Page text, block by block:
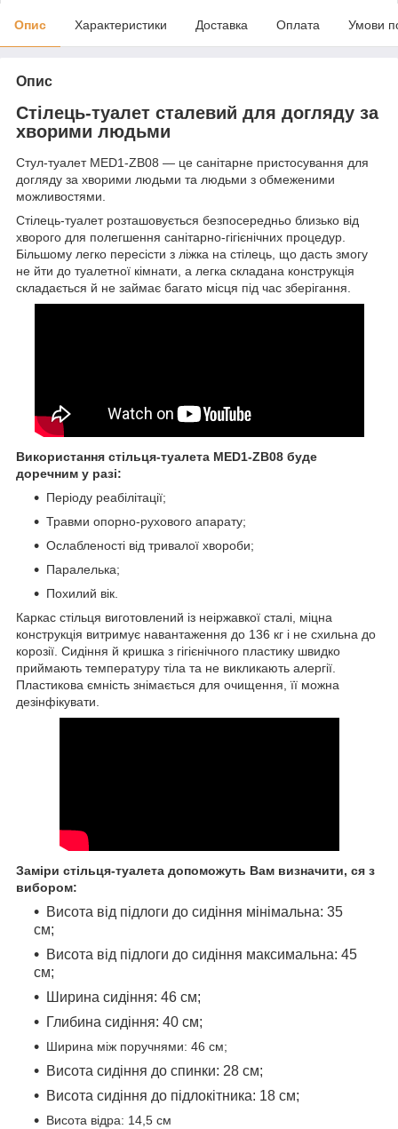
Опис Характеристики Доставка Оплата Умови
Опис
Стілець-туалет сталевий для догляду за
хворими людьми
Стул-туалет MED1-ZB08 — це санітарне пристосування для
догляду за хворими людьми та людьми з обмеженими
можливостями.
Стілець-туалет розташовується безпосередньо близько від
хворого для полегшення санітарно-гігієнічних процедур.
Більшому легко пересісти з ліжка на стілець, що дасть змогу
не йти до туалетної кімнати, а легка складана конструкція
складається й не займає багато місця під час зберігання.
Використання стільця-туалета MED1-ZB08 буде
доречним у разі:
Періоду реабілітації;
Травми опорно-рухового апарату;
Ослабленості від тривалої хвороби;
Паралелька;
Похилий вік.
Каркас стільця виготовлений із неіржавкої сталі, міцна
конструкція витримує навантаження до 136 кг і не схильна до
корозії. Сидіння й кришка з гігієнічного пластику швидко
приймають температуру тіла та не викликають алергії.
Пластикова ємність знімається для очищення, її можна
дезінфікувати.
Заміри стільця-туалета допоможуть Вам визначити, ся з
вибором:
Висота від підлоги до сидіння мінімальна: 35
см;
Висота від підлоги до сидіння максимальна: 45
см;
Ширина сидіння: 46 см;
Глибина сидіння: 40 см;
Ширина між поручнями: 46 см;
Висота сидіння до спинки: 28 см;
Висота сидіння до підлокітника: 18 см;
Висота відра: 14,5 см